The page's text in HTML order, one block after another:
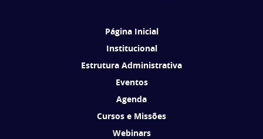
Página Inicial
Institucional
Estrutura Administrativa
Eventos
Agenda
Cursos e Missões
Webinars